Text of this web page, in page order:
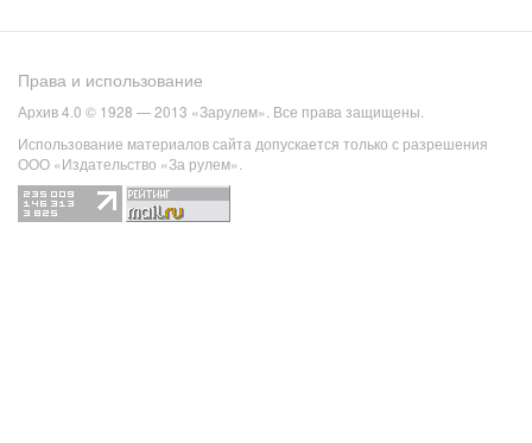
Права и использование
Архив 4.0 © 1928 — 2013 «Зарулем». Все права защищены.
Использование материалов сайта допускается только с разрешения
ООО «Издательство «За рулем».